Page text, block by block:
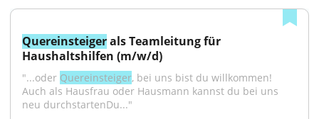
Quereinsteiger als Teamleitung für
Haushaltshilfen (m/w/d)
"...oder Quereinsteiger, bei uns bist du willkommen!
Auch als Hausfrau oder Hausmann kannst du bei uns
neu durchstartenDu..."